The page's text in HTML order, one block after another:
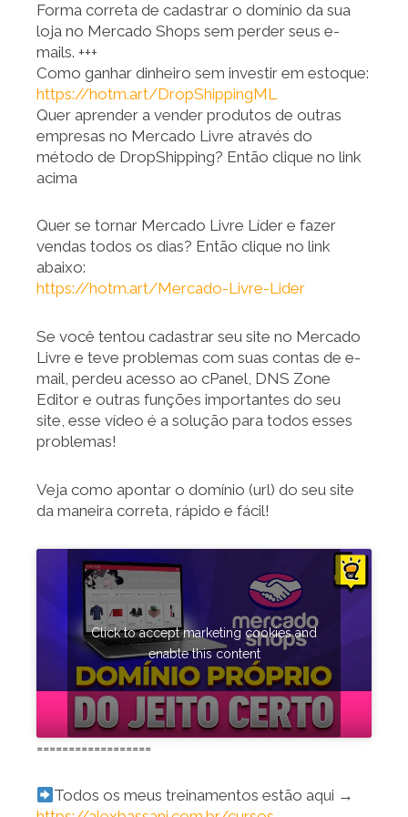
Forma correta de cadastrar o domínio da sua
loja no Mercado Shops sem perder seus e-
mails. +++
Como ganhar dinheiro sem investir em estoque:
https://hotm.art/DropShippingML
Quer aprender a vender produtos de outras
empresas no Mercado Livre através do
método de DropShipping? Então clique no link
acima
Quer se tornar Mercado Livre Líder e fazer
vendas todos os dias? Então clique no link
abaixo:
https://hotm.art/Mercado-Livre-Lider
Se você tentou cadastrar seu site no Mercado
Livre e teve problemas com suas contas de e-
mail, perdeu acesso ao cPanel, DNS Zone
Editor e outras funções importantes do seu
site, esse vídeo é a solução para todos esses
problemas!
Veja como apontar o domínio (url) do seu site
da maneira correta, rápido e fácil!
Click to accept marketing cookies and
enable this content
==================
Todos os meus treinamentos estão aqui →